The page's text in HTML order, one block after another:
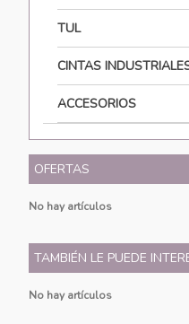
TUL
CINTAS
ACCESORIOS
OFERTAS
No hay artículos
TAMBIÉN LE PUEDE
No hay artículos